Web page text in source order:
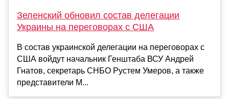
Зеленский обновил состав делегации
Украины на переговорах с США
В состав украинской делегации на переговорах с
США войдут начальник Генштаба ВСУ Андрей
Гнатов, секретарь СНБО Рустем Умеров, а также
представители М...